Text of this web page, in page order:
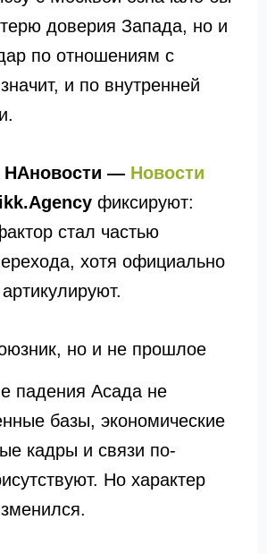
доверия Запада, но и
по отношениям с
и по внутренней
НАновости — Новости
фиксируют:
стал частью
хотя официально
но и не прошлое
падения Асада не
базы, экономические
кадры и связи по-
Но характер